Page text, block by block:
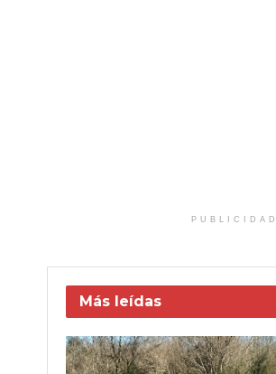
PUBLICIDAD
Más leídas